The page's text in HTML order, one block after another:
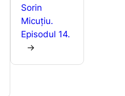
Sorin
Micuțiu.
Episodul 14.
→